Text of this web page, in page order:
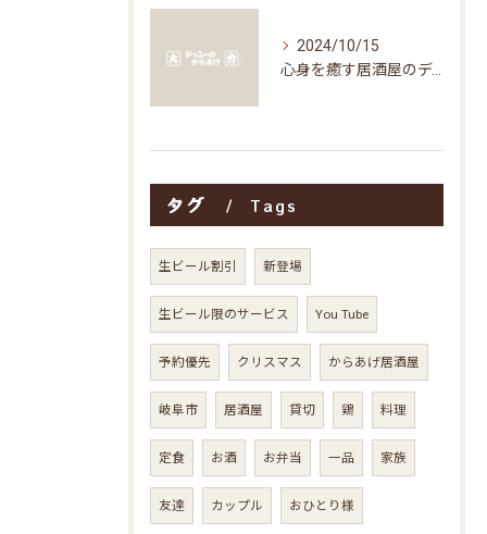
2024/10/15
心身を癒す居酒屋のディナータイムの楽しみ方
タグ Tags
生ビール割引 新登場
生ビール限のサービス You Tube
予約優先 クリスマス からあげ居酒屋
岐阜市 居酒屋 貸切 鶏 料理
定食 お酒 お弁当 一品 家族
友達 カップル おひとり様